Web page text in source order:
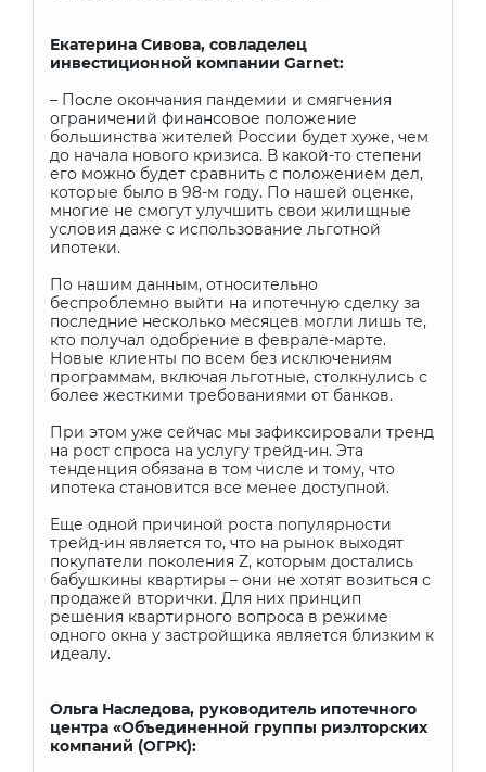
Екатерина Сивова, совладелец
инвестиционной компании Garnet:
– После окончания пандемии и смягчения
ограничений финансовое положение
большинства жителей России будет хуже, чем
до начала нового кризиса. В какой-то степени
его можно будет сравнить с положением дел,
которые было в 98-м году. По нашей оценке,
многие не смогут улучшить свои жилищные
условия даже с использование льготной
ипотеки.
По нашим данным, относительно
беспроблемно выйти на ипотечную сделку за
последние несколько месяцев могли лишь те,
кто получал одобрение в феврале-марте.
Новые клиенты по всем без исключениям
программам, включая льготные, столкнулись с
более жесткими требованиями от банков.
При этом уже сейчас мы зафиксировали тренд
на рост спроса на услугу трейд-ин. Эта
тенденция обязана в том числе и тому, что
ипотека становится все менее доступной.
Еще одной причиной роста популярности
трейд-ин является то, что на рынок выходят
покупатели поколения Z, которым достались
бабушкины квартиры – они не хотят возиться с
продажей вторички. Для них принцип
решения квартирного вопроса в режиме
одного окна у застройщика является близким к
идеалу.
Ольга Наследова, руководитель ипотечного
центра «Объединенной группы риэлторских
компаний (ОГРК):